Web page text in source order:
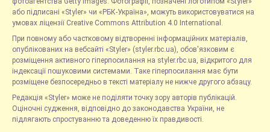
або підписані «Styler» чи «РБК-Україна», можуть використовуватися на
умовах ліцензії Creative Commons Attribution 4.0 International.
При повному або частковому відтворенні інформаційних матеріалів,
опублікованих на вебсайті «Styler» (styler.rbc.ua), обов'язковим є
розміщення активного гіперпосилання на styler.rbc.ua, відкритого для
індексації пошуковими системами. Таке гіперпосилання має бути
розміщене безпосередньо в тексті матеріалу не нижче другого абзацу.
Редакція «Styler» може не поділяти точку зору авторів публікацій.
Оціночні судження, відповідно до законодавства України, не
підлягають спростуванню та доведенню їх правдивості.